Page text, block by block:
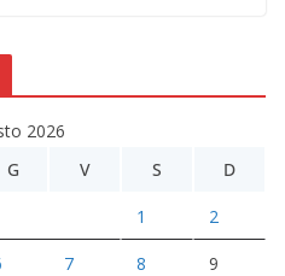
2026
G V S D
1 2
7 8 9